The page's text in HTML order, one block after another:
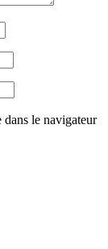
le navigateur